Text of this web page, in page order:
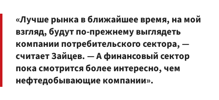
«Лучше рынка в ближайшее время, на мой
взгляд, будут по-прежнему выглядеть
компании потребительского сектора, —
считает Зайцев. — А финансовый сектор
пока смотрится более интересно, чем
нефтедобывающие компании».